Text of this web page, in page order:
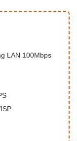
LAN 100Mbps